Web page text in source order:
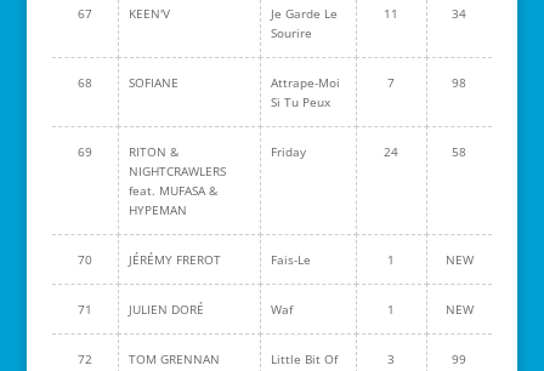
67 KEEN'V
Je Garde Le
Sourire
11 34
68 SOFIANE
Attrape-Moi
Si Tu Peux
7 98
69
RITON &
NIGHTCRAWLERS
feat. MUFASA &
HYPEMAN
Friday 24 58
70 JÉRÉMY FREROT Fais-Le 1 NEW
71 JULIEN DORÉ Waf 1 NEW
72 TOM GRENNAN
Little Bit Of
3 99